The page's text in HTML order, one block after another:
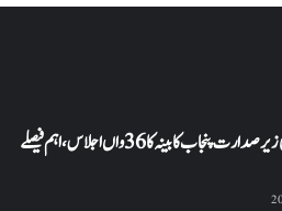
مریم نواز کی زیر صدارت پنجاب کابینہ کا 36واں اجلاس،اہم فیصلے